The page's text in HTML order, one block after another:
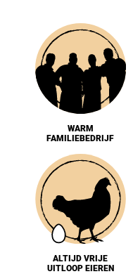
WARM
FAMILIEBEDRIJF
ALTIJD VRIJE
UITLOOP EIEREN